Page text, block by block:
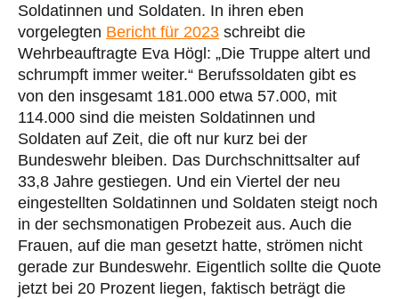
Soldatinnen und Soldaten. In ihren eben
vorgelegten Bericht für 2023 schreibt die
Wehrbeauftragte Eva Högl: „Die Truppe altert und
schrumpft immer weiter.“ Berufssoldaten gibt es
von den insgesamt 181.000 etwa 57.000, mit
114.000 sind die meisten Soldatinnen und
Soldaten auf Zeit, die oft nur kurz bei der
Bundeswehr bleiben. Das Durchschnittsalter auf
33,8 Jahre gestiegen. Und ein Viertel der neu
eingestellten Soldatinnen und Soldaten steigt noch
in der sechsmonatigen Probezeit aus. Auch die
Frauen, auf die man gesetzt hatte, strömen nicht
gerade zur Bundeswehr. Eigentlich sollte die Quote
jetzt bei 20 Prozent liegen, faktisch beträgt die